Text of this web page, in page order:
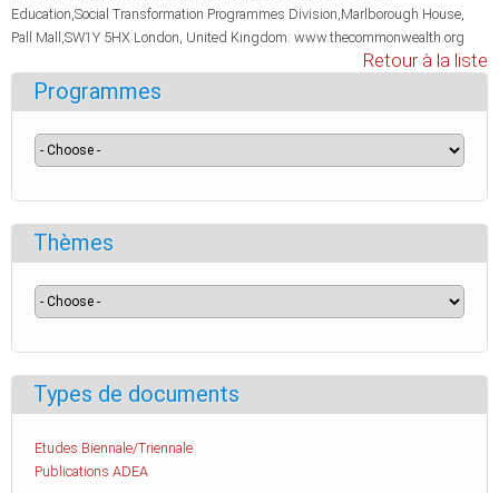
Education,Social Transformation Programmes Division,Marlborough House,
Pall Mall,SW1Y 5HX London, United Kingdom: www.thecommonwealth.org
Retour à la liste
Programmes
Thèmes
Types de documents
Etudes Biennale/Triennale
Publications ADEA